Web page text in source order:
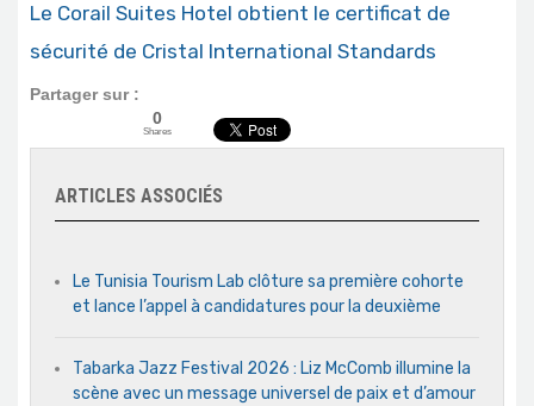
Le Corail Suites Hotel obtient le certificat de
sécurité de Cristal International Standards
Partager sur :
0
Shares
ARTICLES ASSOCIÉS
Le Tunisia Tourism Lab clôture sa première cohorte
et lance l’appel à candidatures pour la deuxième
Tabarka Jazz Festival 2026 : Liz McComb illumine la
scène avec un message universel de paix et d’amour